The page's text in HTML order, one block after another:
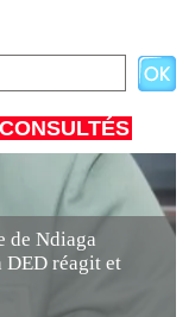
de Ndiaga
DED réagit et